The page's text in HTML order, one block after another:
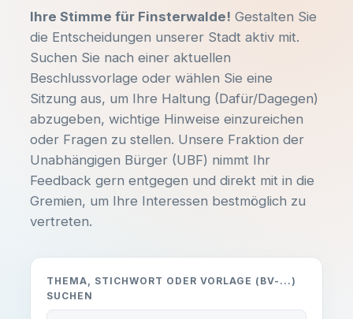
Ihre Stimme für Finsterwalde! Gestalten Sie
die Entscheidungen unserer Stadt aktiv mit.
Suchen Sie nach einer aktuellen
Beschlussvorlage oder wählen Sie eine
Sitzung aus, um Ihre Haltung (Dafür/Dagegen)
abzugeben, wichtige Hinweise einzureichen
oder Fragen zu stellen. Unsere Fraktion der
Unabhängigen Bürger (UBF) nimmt Ihr
Feedback gern entgegen und direkt mit in die
Gremien, um Ihre Interessen bestmöglich zu
vertreten.
THEMA, STICHWORT ODER VORLAGE (BV-...)
SUCHEN
Unterlagen einsehen
E-MAIL SCHREIBEN:
info@ub-fiwa.de
Alles klar, danke!